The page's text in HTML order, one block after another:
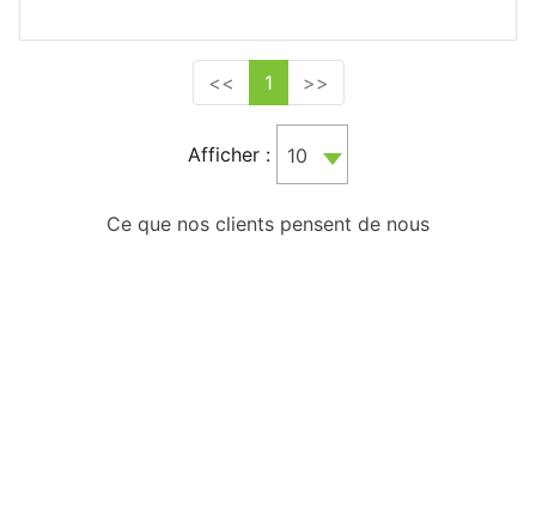
<< 1 >>
Afficher : 10
Ce que nos clients pensent de nous